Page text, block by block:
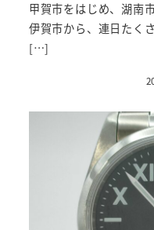
甲賀市をはじめ、湖南
伊賀市から、連日たく
[…]